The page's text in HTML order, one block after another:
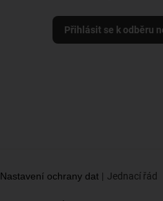
Přihlásit se k odběru
Nastavení ochrany dat Jednací řád